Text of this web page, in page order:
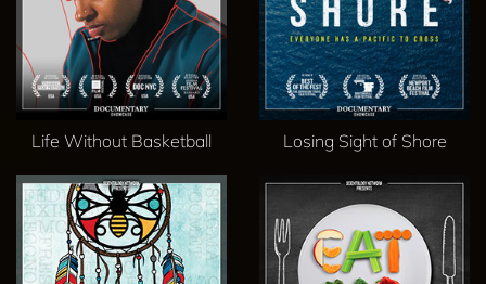
Life Without Basketball Losing Sight of Shore